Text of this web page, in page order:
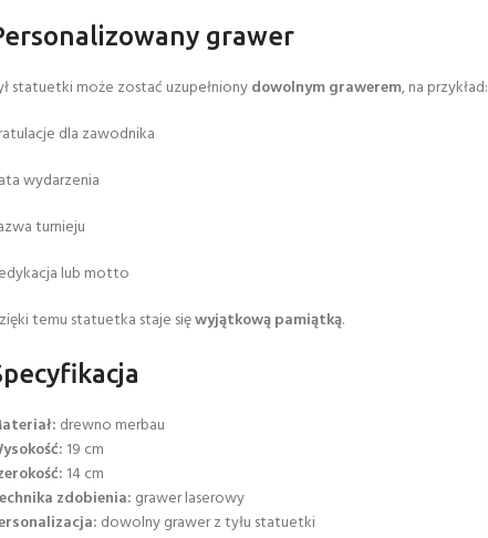
grawer
statuetki może zostać uzupełnionydowolnym grawerem, na przykład:
dla zawodnika
wydarzenia
turnieju
lub motto
temu statuetka staje sięwyjątkową pamiątką.
drewno merbau
19 cm
14 cm
zdobienia: grawer laserowy
dowolny grawer z tyłu statuetki